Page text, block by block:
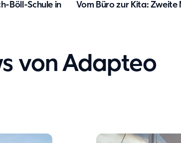
Böll-Schule in
Vom Büro zur Kita: Zweite
von Adapteo